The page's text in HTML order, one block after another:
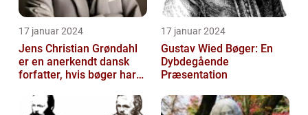
17 januar 2024
Jens Christian Grøndahl
er en anerkendt dansk
forfatter, hvis bøger har
å...
17 januar 2024
Gustav Wied Bøger: En
Dybdegående
Præsentation